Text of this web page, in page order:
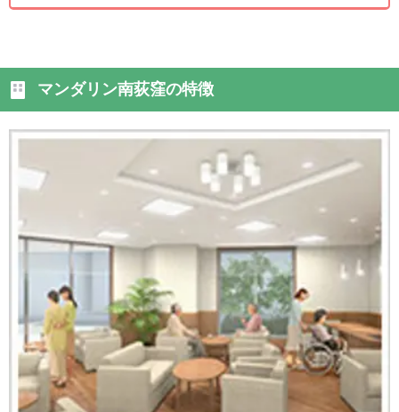
マンダリン南荻窪の特徴